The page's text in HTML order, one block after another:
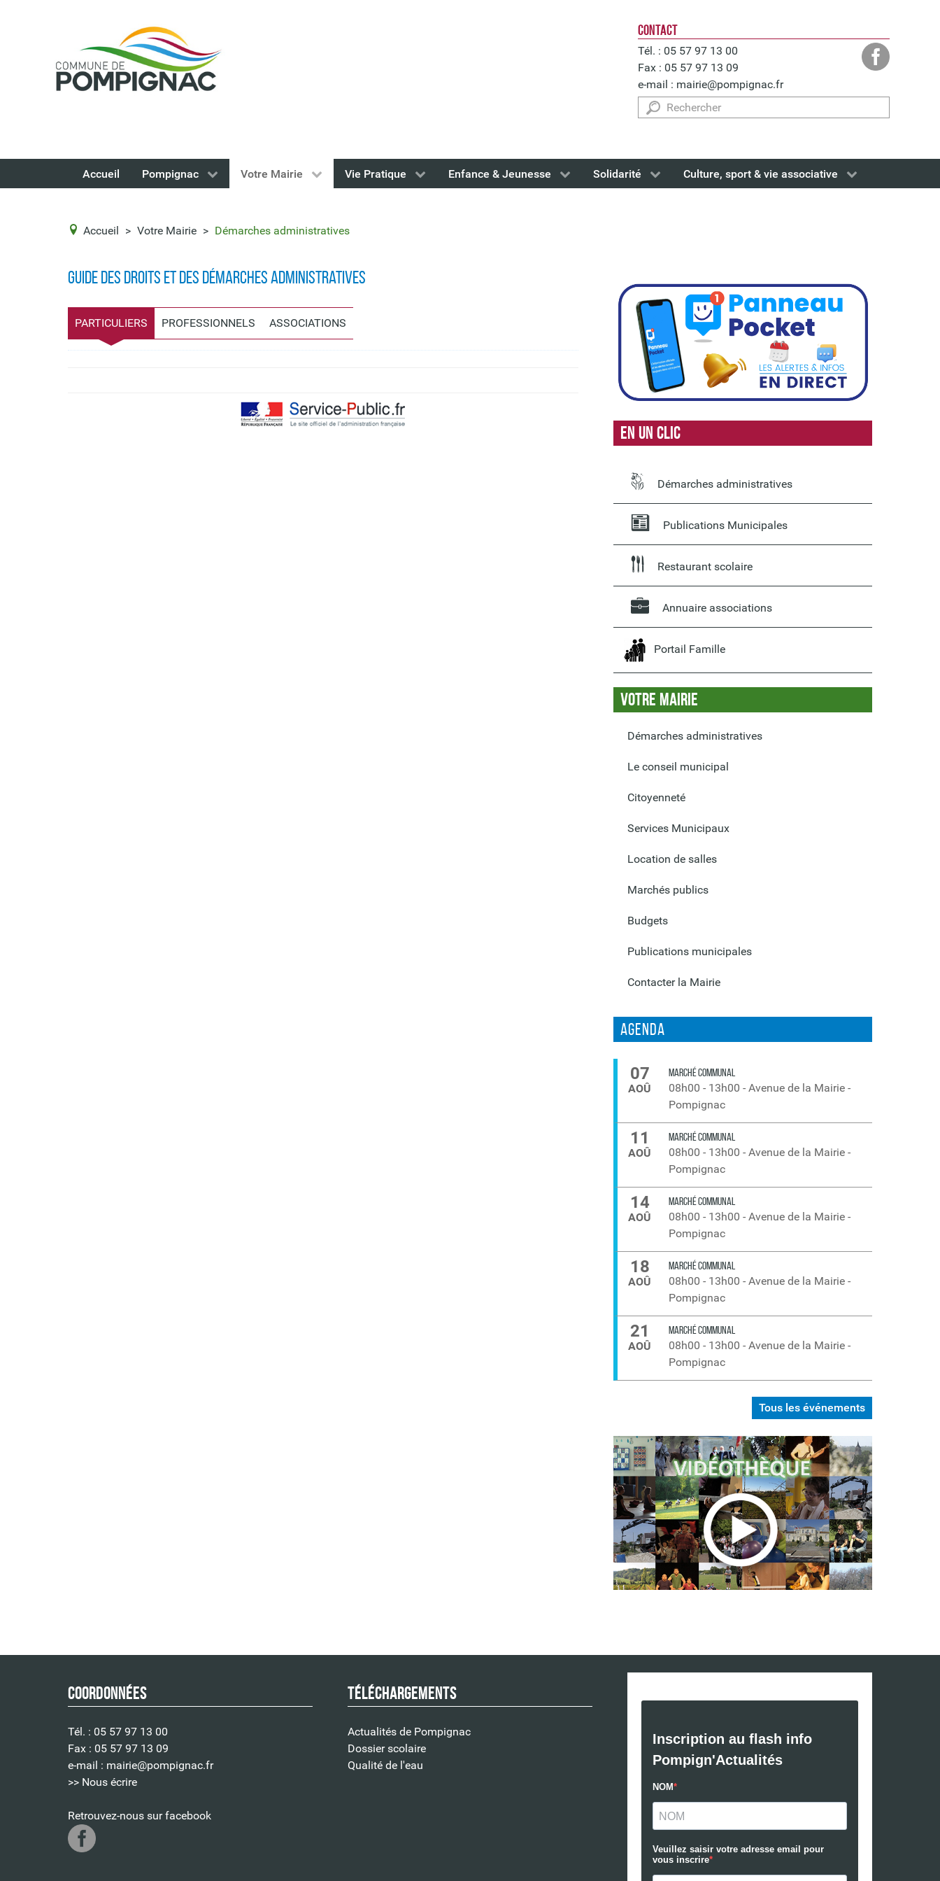
CONTACT
Tél. : 05 57 97 13 00
Fax : 05 57 97 13 09
e-mail : mairie@pompignac.fr
Rechercher
Accueil Pompignac Votre Mairie Vie Pratique Enfance & Jeunesse Solidarité Culture, sport & vie associative
Accueil > Votre Mairie > Démarches administratives
Guide des droits et des démarches administratives
PARTICULIERS PROFESSIONNELS ASSOCIATIONS
En un clic
Démarches administratives
Publications Municipales
Restaurant scolaire
Annuaire associations
Portail Famille
Votre Mairie
Démarches administratives
Le conseil municipal
Citoyenneté
Services Municipaux
Location de salles
Marchés publics
Budgets
Publications municipales
Contacter la Mairie
Agenda
Tous les événements
07
AOÛ
MARCHÉ COMMUNAL
08h00 - 13h00 - Avenue de la Mairie -
Pompignac
11
AOÛ
MARCHÉ COMMUNAL
08h00 - 13h00 - Avenue de la Mairie -
Pompignac
14
AOÛ
MARCHÉ COMMUNAL
08h00 - 13h00 - Avenue de la Mairie -
Pompignac
18
AOÛ
MARCHÉ COMMUNAL
08h00 - 13h00 - Avenue de la Mairie -
Pompignac
21
AOÛ
MARCHÉ COMMUNAL
08h00 - 13h00 - Avenue de la Mairie -
Pompignac
Coordonnées
Tél. : 05 57 97 13 00
Fax : 05 57 97 13 09
e-mail : mairie@pompignac.fr
>> Nous écrire
Retrouvez-nous sur facebook
Téléchargements
Actualités de Pompignac
Dossier scolaire
Qualité de l'eau